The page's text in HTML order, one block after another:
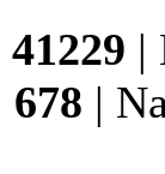
41229 |
678 |